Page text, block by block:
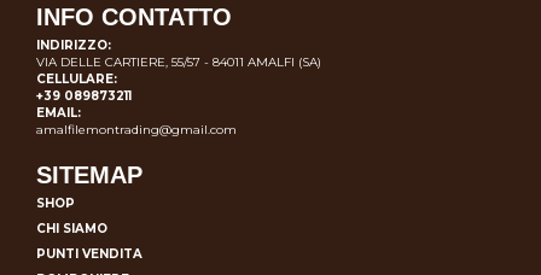
INFO CONTATTO
INDIRIZZO:
VIA DELLE CARTIERE, 55/57 - 84011 AMALFI (SA)
CELLULARE:
+39 089873211
EMAIL:
amalfilemontrading@gmail.com
SITEMAP
SHOP
CHI SIAMO
PUNTI VENDITA